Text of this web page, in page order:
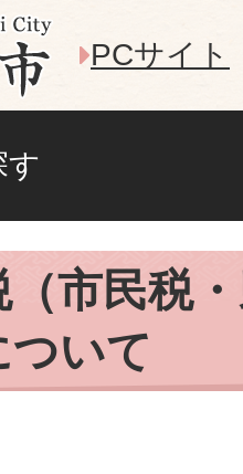
PCサイト
す
市民税
ついて